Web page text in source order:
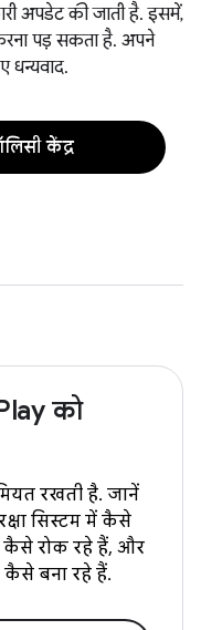
अपडेट की जाती है. इसमें,
पड़ सकता है. अपने
केंद्र
को
रखती है. जानें
सिस्टम में कैसे
कैसे रोक रहे हैं, और
कैसे बना रहे हैं.